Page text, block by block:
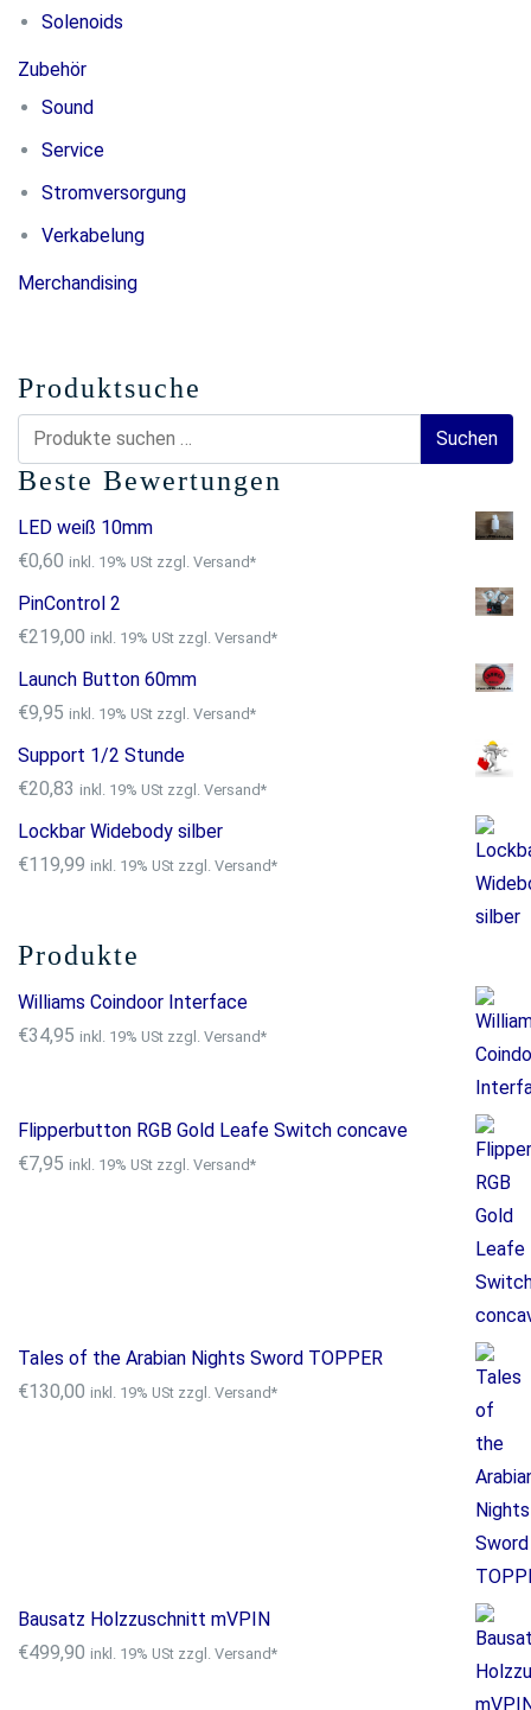
Solenoids
Zubehör
Sound
Service
Stromversorgung
Verkabelung
Merchandising
Produktsuche
Suchen
nach:
Suchen
Beste Bewertungen
LED weiß 10mm
€0,60 inkl. 19% USt zzgl. Versand*
PinControl 2
€219,00 inkl. 19% USt zzgl. Versand*
Launch Button 60mm
€9,95 inkl. 19% USt zzgl. Versand*
Support 1/2 Stunde
€20,83 inkl. 19% USt zzgl. Versand*
Lockbar Widebody silber
€119,99 inkl. 19% USt zzgl. Versand*
Produkte
Williams Coindoor Interface
€34,95 inkl. 19% USt zzgl. Versand*
Flipperbutton RGB Gold Leafe Switch concave
€7,95 inkl. 19% USt zzgl. Versand*
Tales of the Arabian Nights Sword TOPPER
€130,00 inkl. 19% USt zzgl. Versand*
Bausatz Holzzuschnitt mVPIN
€499,90 inkl. 19% USt zzgl. Versand*